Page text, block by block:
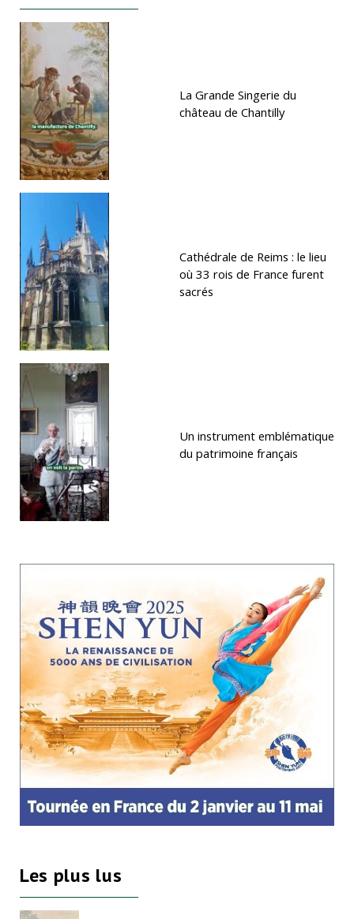
La Grande Singerie du
château de Chantilly
Cathédrale de Reims : le lieu
où 33 rois de France furent
sacrés
Un instrument emblématique
du patrimoine français
Les plus lus